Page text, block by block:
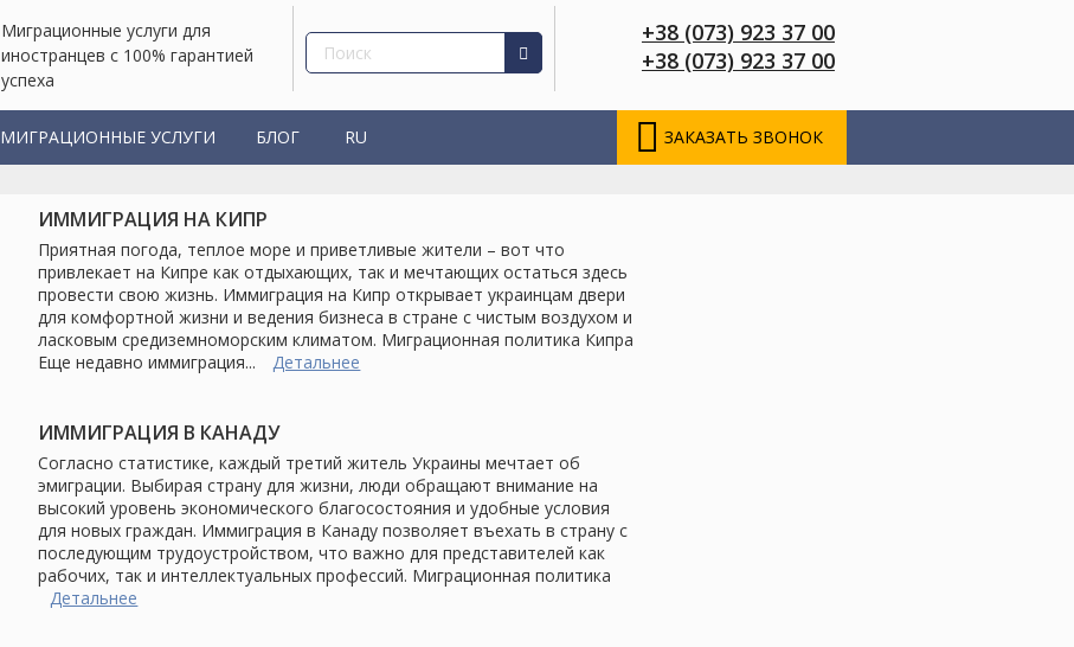
Миграционные услуги для
иностранцев с 100% гарантией
успеха
+38 (073) 923 37 00
+38 (073) 923 37 00
МИГРАЦИОННЫЕ УСЛУГИ БЛОГ RU
ЗАКАЗАТЬ ЗВОНОК
ИММИГРАЦИЯ НА КИПР
Приятная погода, теплое море и приветливые жители – вот что
привлекает на Кипре как отдыхающих, так и мечтающих остаться здесь
провести свою жизнь. Иммиграция на Кипр открывает украинцам двери
для комфортной жизни и ведения бизнеса в стране с чистым воздухом и
ласковым средиземноморским климатом. Миграционная политика Кипра
Еще недавно иммиграция...
Детальнее
ИММИГРАЦИЯ В КАНАДУ
Согласно статистике, каждый третий житель Украины мечтает об
эмиграции. Выбирая страну для жизни, люди обращают внимание на
высокий уровень экономического благосостояния и удобные условия
для новых граждан. Иммиграция в Канаду позволяет въехать в страну с
последующим трудоустройством, что важно для представителей как
рабочих, так и интеллектуальных профессий. Миграционная политика
Детальнее